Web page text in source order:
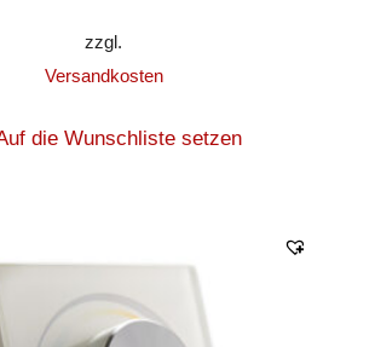
zzgl.
Versandkosten
die Wunschliste setzen